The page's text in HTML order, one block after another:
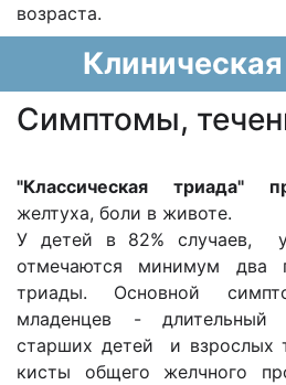
возраста.
Cимптомы,
"Классическая триада"
желтуха, боли в животе.
У детей в 82% случаев,
отмечаются минимум два
триады. Основной
младенцев - длитель­ный
старших детей и взрослых
кисты общего желчного